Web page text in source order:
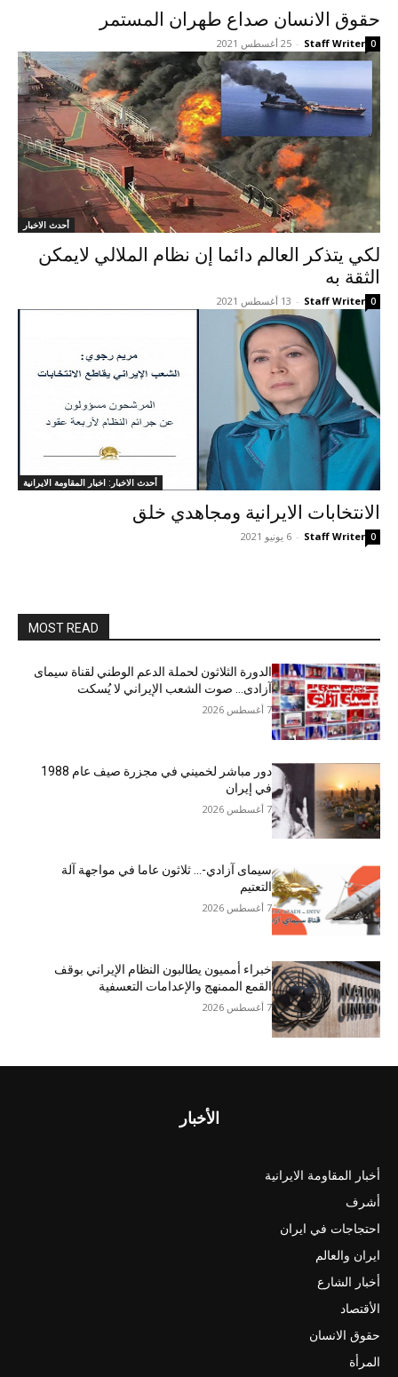
حقوق الانسان صداع طهران المستمر
Staff Writer
- 25 أغسطس 2021 0
أحدث الاخبار
لکي يتذکر العالم دائما إن نظام الملالي لايمکن
الثقة به
Staff Writer
- 13 أغسطس 2021 0
أحدث الاخبار: اخبار المقاومة الايرانية
الانتخابات الايرانية ومجاهدي خلق
Staff Writer
- 6 يونيو 2021 0
MOST READ
الدورة الثلاثون لحملة الدعم الوطني لقناة سیمای
آزادی… صوت الشعب الإيراني لا يُسكت
7 أغسطس 2026
دور مباشر لخميني في مجزرة صيف عام 1988
في إيران
7 أغسطس 2026
سيمای آزادي-… ثلاثون عاما في مواجهة آلة
التعتيم
7 أغسطس 2026
خبراء أمميون يطالبون النظام الإيراني بوقف
القمع الممنهج والإعدامات التعسفية
7 أغسطس 2026
الأخبار
أخبار المقاومة الايرانية
أشرف
احتجاجات في ايران
ايران والعالم
أخبار الشارع
الأقتصاد
حقوق الانسان
المرأة